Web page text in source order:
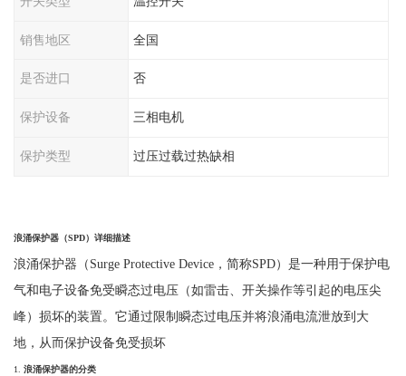
销售地区 全国
是否进口 否
保护设备 三相电机
保护类型 过压过载过热缺相
浪涌保护器（SPD）详细描述
浪涌保护器（Surge Protective Device，简称SPD）是一种用于保护电
气和电子设备免受瞬态过电压（如雷击、开关操作等引起的电压尖
峰）损坏的装置。它通过限制瞬态过电压并将浪涌电流泄放到大
地，从而保护设备免受损坏
1. 浪涌保护器的分类